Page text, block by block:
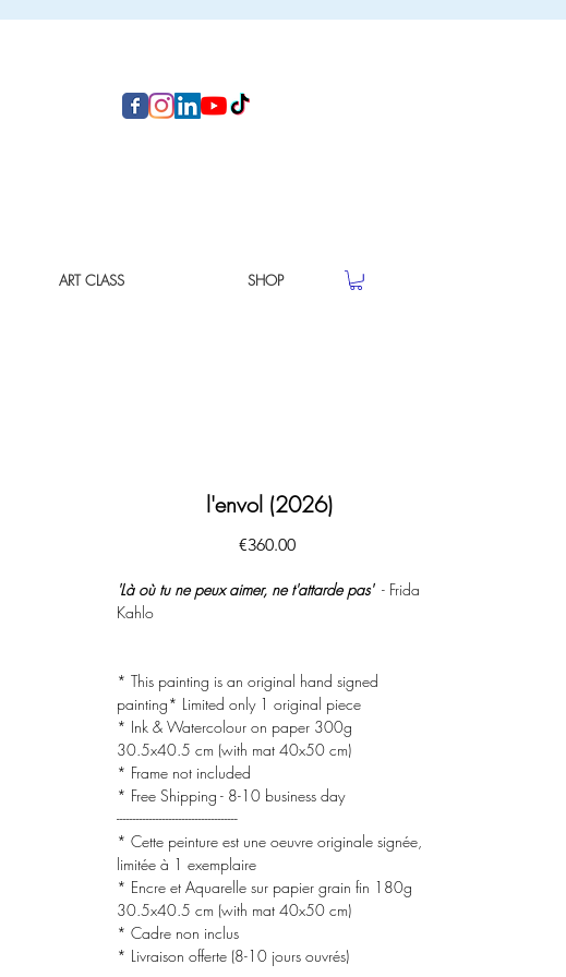
ART CLASS SHOP
l'envol (2026)
€360.00Price
'Là où tu ne peux aimer, ne t'attarde pas' - Frida
Kahlo
* This painting is an original hand signed
painting* Limited only 1 original piece
* Ink & Watercolour on paper 300g
30.5x40.5 cm (with mat 40x50 cm)
* Frame not included
* Free Shipping - 8-10 business day
-------------------------------------
* Cette peinture est une oeuvre originale signée,
limitée à 1 exemplaire
* Encre et Aquarelle sur papier grain fin 180g
30.5x40.5 cm (with mat 40x50 cm)
* Cadre non inclus
* Livraison offerte (8-10 jours ouvrés)